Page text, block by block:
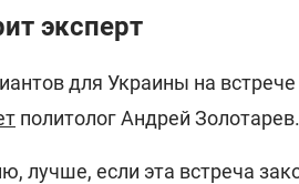
эксперт
для Украины на
политолог Андрей Золотарев.
лучше, если эта встреча